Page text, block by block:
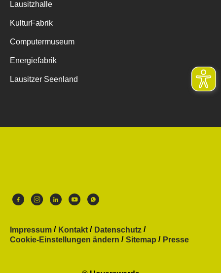
Lausitzhalle
KulturFabrik
Computermuseum
Energiefabrik
Lausitzer Seenland
Impressum Kontakt
Datenschutz
Cookie-Einstellungen ändern
Sitemap Presse